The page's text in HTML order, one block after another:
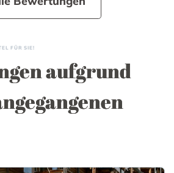
FÜR SIE!
aufgrund